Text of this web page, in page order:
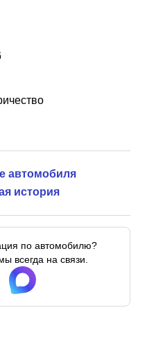
автомобиля
история
по автомобилю?
всегда на связи.